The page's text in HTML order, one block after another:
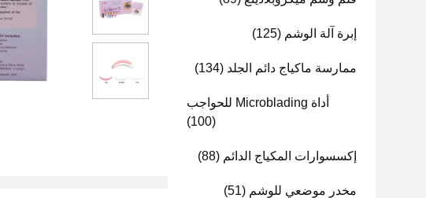
إبرة آلة الوشم (125)
ممارسة ماكياج دائم الجلد (134)
أداة Microblading للحواجب
(100)
إكسسوارات المكياج الدائم (88)
مخدر موضعي للوشم (51)